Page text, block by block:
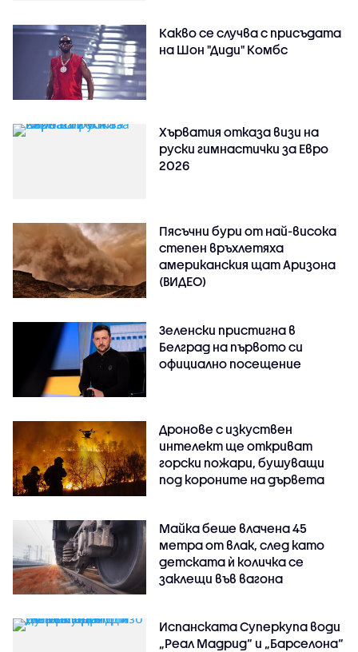
Какво се случва с присъдата
на Шон "Диди" Комбс
Хърватия отказа визи на
руски гимнастички за Евро
2026
Пясъчни бури от най-висока
степен връхлетяха
американския щат Аризона
(ВИДЕО)
Зеленски пристигна в
Белград на първото си
официално посещение
Дронове с изкуствен
интелект ще откриват
горски пожари, бушуващи
под короните на дървета
Майка беше влачена 45
метра от влак, след като
детската ѝ количка се
заклещи във вагона
Испанската Суперкупа води
„Реал Мадрид“ и „Барселона“